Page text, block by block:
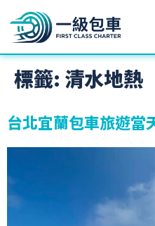
標籤: 清水地熱
台北宜蘭包車旅遊當